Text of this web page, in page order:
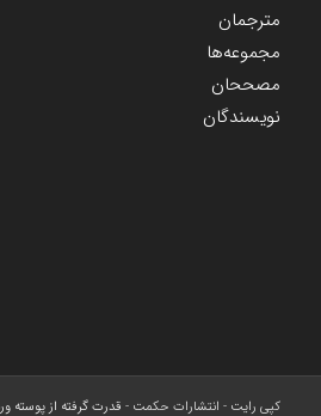
مترجمان
مجموعه‌ها
مصححان
نویسندگان
کپی رایت - انتشارات حکمت - قدرت گرفته از پوسته